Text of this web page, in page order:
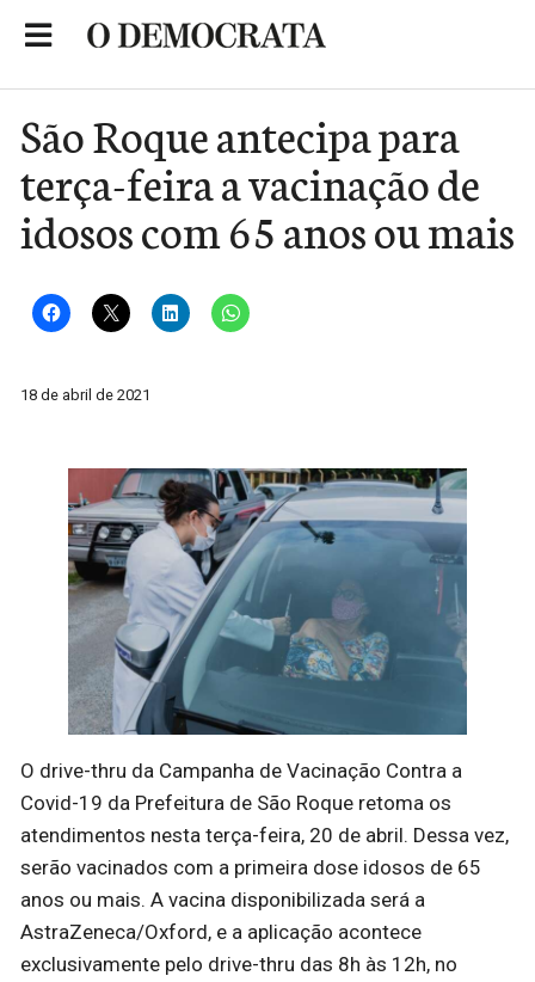
São Roque antecipa para
terça-feira a vacinação de
idosos com 65 anos ou mais
18 de abril de 2021
O drive-thru da Campanha de Vacinação Contra a
Covid-19 da Prefeitura de São Roque retoma os
atendimentos nesta terça-feira, 20 de abril. Dessa vez,
serão vacinados com a primeira dose idosos de 65
anos ou mais. A vacina disponibilizada será a
AstraZeneca/Oxford, e a aplicação acontece
exclusivamente pelo drive-thru das 8h às 12h, no